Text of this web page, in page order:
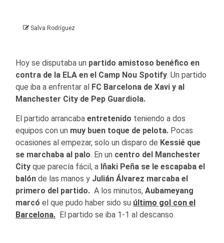
Salva Rodríguez
Hoy se disputaba un partido amistoso benéfico en
contra de la ELA en el Camp Nou Spotify. Un partido
que iba a enfrentar al FC Barcelona de Xavi y al
Manchester City de Pep Guardiola.
El partido arrancaba entretenido teniendo a dos
equipos con un muy buen toque de pelota. Pocas
ocasiones al empezar, solo un disparo de Kessié que
se marchaba al palo. En un centro del Manchester
City que parecía fácil, a Iñaki Peña se le escapaba el
balón de las manos y Julián Álvarez marcaba el
primero del partido. A los minutos, Aubameyang
marcó el que pudo haber sido su último gol con el
Barcelona. El partido se iba 1-1 al descanso.